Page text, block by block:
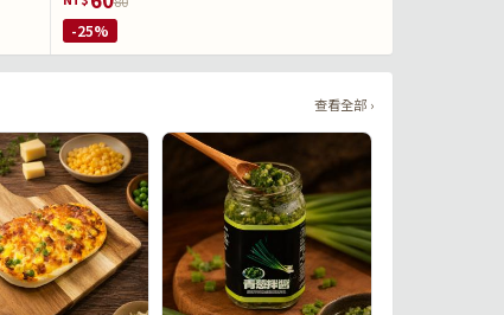
-25%
查看全部 ›